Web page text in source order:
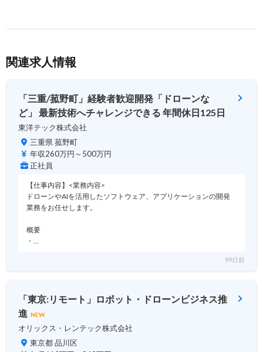
関連求人情報
「三重/菰野町」経験者歓迎開発「ドローンな
ど」 最新技術へチャレンジできる 年間休日125日
東洋テック株式会社
三重県 菰野町
年収260万円～500万円
正社員
【仕事内容】<業務内容>
ドローンやAIを活用したソフトウェア、アプリケーションの開発
業務をお任せします。
概要
・…
99日前
「東京:リモート」ロボット・ドローンビジネス推
進 NEW
オリックス・レンテック株式会社
東京都 品川区